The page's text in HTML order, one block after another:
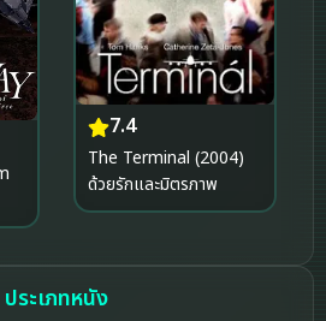
7.4
The Terminal (2004)
ด้วยรักและมิตรภาพ
ประเภทหนัง